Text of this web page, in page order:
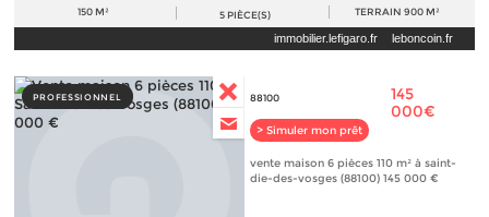
150 M² 5 PIÈCE(S) TERRAIN 900 M²
immobilier.lefigaro.fr leboncoin.fr
PROFESSIONNEL 88100
> Simuler mon prêt
145
000€
vente maison 6 pièces 110 m² à saint-
die-des-vosges (88100) 145 000 €